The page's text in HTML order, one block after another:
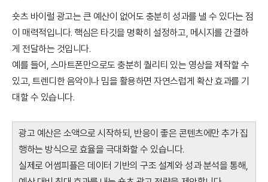
숏츠 바이럴 광고는 큰 예산이 없어도 충분히 성과를 낼 수 있다는 점
이 매력적입니다. 핵심은 타깃을 명확히 설정하고, 메시지를 간결하
게 전달하는 것입니다.
예를 들어, 스마트폰만으로도 충분히 퀄리티 있는 영상을 제작할 수
있고, 트렌디한 음악이나 밈을 활용하면 자연스럽게 확산 효과를 기
대할 수 있습니다.
광고 예산은 소액으로 시작하되, 반응이 좋은 콘텐츠에만 추가 집
행하는 방식으로 효율을 극대화할 수 있습니다.
실제로 어썸피플은 데이터 기반의 구조 설계와 성과 분석을 통해,